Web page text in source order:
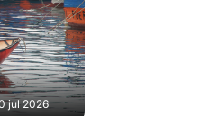
jul 2026